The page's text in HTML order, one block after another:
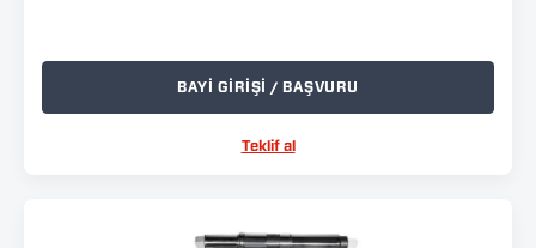
BAYİ GİRİŞİ / BAŞVURU
Teklif al